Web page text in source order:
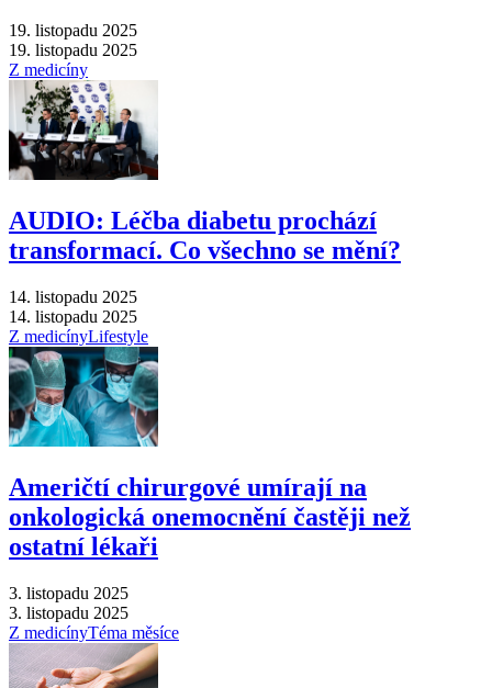
19. listopadu 2025
19. listopadu 2025
Z medicíny
AUDIO: Léčba diabetu prochází
transformací. Co všechno se mění?
14. listopadu 2025
14. listopadu 2025
Z medicínyLifestyle
Američtí chirurgové umírají na
onkologická onemocnění častěji než
ostatní lékaři
3. listopadu 2025
3. listopadu 2025
Z medicínyTéma měsíce